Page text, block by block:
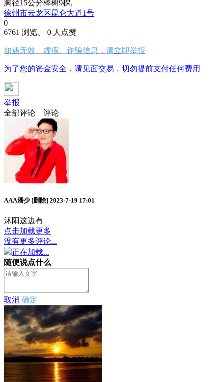
胸径15公分榉树9棵,
徐州市云龙区昆仑大道1号
0
6761 浏览、 0 人点赞
如遇无效、虚假、诈骗信息，请立即举报
为了您的资金安全，请见面交易，切勿提前支付任何费用
举报
全部评论
评论
AAA潘少 [删除] 2023-7-19 17:01
沭阳这边有
点击加载更多
没有更多评论...
正在加载...
随便说点什么
取消 确定